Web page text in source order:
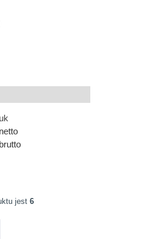
netto
brutto
jest 6